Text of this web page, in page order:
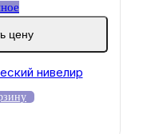
цену
нивелир